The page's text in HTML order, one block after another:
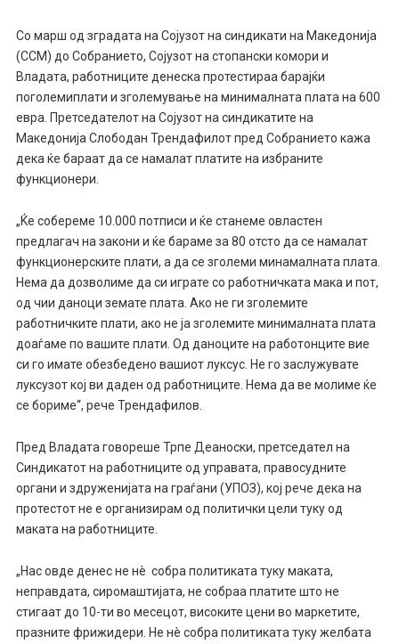
Со марш од зградата на Сојузот на синдикати на Македонија
(ССМ) до Собранието, Сојузот на стопански комори и
Владата, работниците денеска протестираа барајќи
поголемиплати и зголемување на минималната плата на 600
евра. Претседателот на Сојузот на синдикатите на
Македонија Слободан Трендафилот пред Собранието кажа
дека ќе бараат да се намалат платите на избраните
функционери.
„Ќе собереме 10.000 потписи и ќе станеме овластен
предлагач на закони и ќе бараме за 80 отсто да се намалат
функционерските плати, а да се зголеми минамалната плата.
Нема да дозволиме да си играте со работничката мака и пот,
од чии даноци земате плата. Ако не ги зголемите
работничките плати, ако не ја зголемите минималната плата
доаѓаме по вашите плати. Од даноците на работонците вие
си го имате обезбедено вашиот луксус. Не го заслужувате
луксузот кој ви даден од работниците. Нема да ве молиме ќе
се бориме“, рече Трендафилов.
Пред Владата говореше Трпе Деаноски, претседател на
Синдикатот на работниците од управата, правосудните
органи и здруженијата на граѓани (УПОЗ), кој рече дека на
протестот не е организирам од политички цели туку од
маката на работниците.
„Нас овде денес не нè собра политиката туку маката,
неправдата, сиромаштијата, не собраа платите што не
стигаат до 10-ти во месецот, високите цени во маркетите,
празните фрижидери. Не нè собра политиката туку желбата